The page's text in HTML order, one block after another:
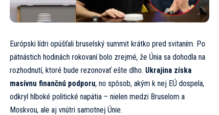
Európski lídri opúšťali bruselský summit krátko pred svitaním. Po
pätnástich hodinách rokovaní bolo zrejmé, že Únia sa dohodla na
rozhodnutí, ktoré bude rezonovať ešte dlho. Ukrajina získa
masívnu finančnú podporu, no spôsob, akým k nej EÚ dospela,
odkryl hlboké politické napätia – nielen medzi Bruselom a
Moskvou, ale aj vnútri samotnej Únie.